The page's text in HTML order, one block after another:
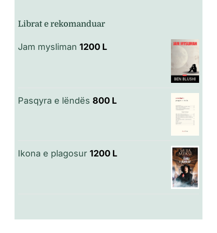
Librat e rekomanduar
Jam mysliman 1200 L
Pasqyra e lëndës 800 L
Ikona e plagosur 1200 L